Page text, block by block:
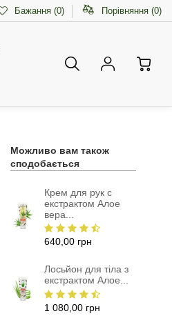
Бажання (0) Порівняння (0)
Можливо вам також
сподобається
Крем для рук с
екстрактом Алое
вера...
640,00 грн
Лосьйон для тіла з
екстрактом Алое...
1 080,00 грн